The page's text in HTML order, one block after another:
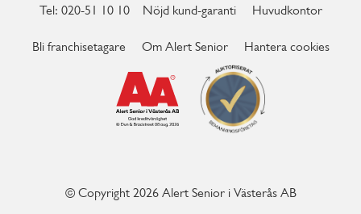
Tel: 020-51 10 10 Nöjd kund-garanti Huvudkontor
Bli franchisetagare Om Alert Senior Hantera cookies
© Copyright 2026 Alert Senior i Västerås AB